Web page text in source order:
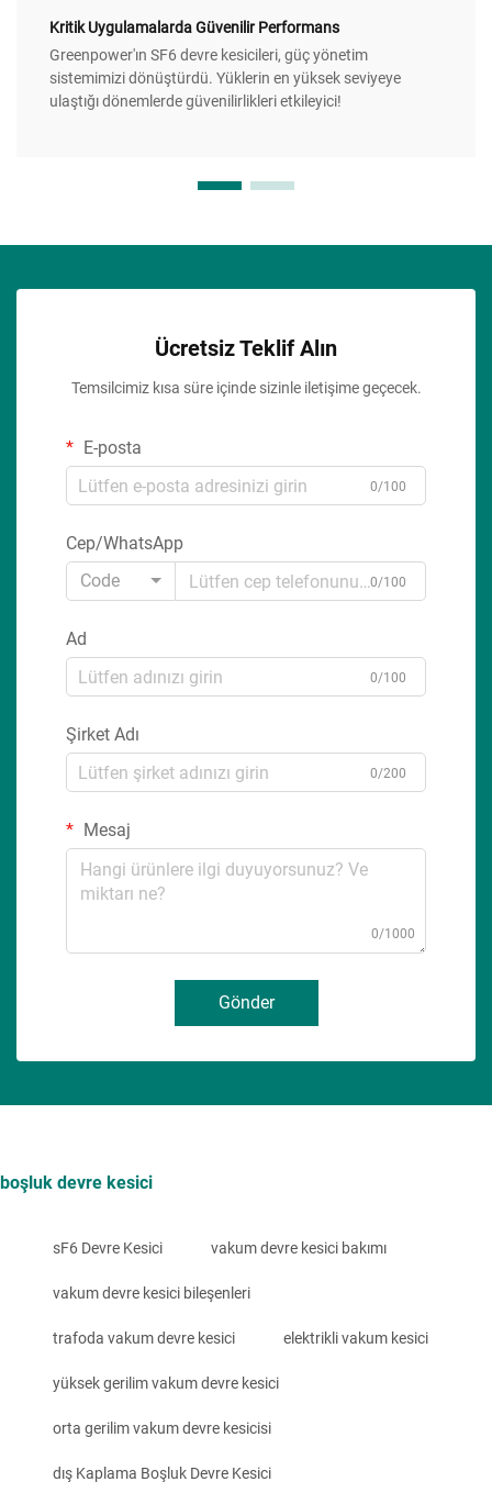
Kritik Uygulamalarda Güvenilir Performans
Greenpower'ın SF6 devre kesicileri, güç yönetim
sistemimizi dönüştürdü. Yüklerin en yüksek seviyeye
ulaştığı dönemlerde güvenilirlikleri etkileyici!
Ücretsiz Teklif Alın
Temsilcimiz kısa süre içinde sizinle iletişime geçecek.
E-posta
0/100
Cep/WhatsApp
Code
0/100
Ad
0/100
Şirket Adı
0/200
Mesaj
0/1000
Gönder
boşluk devre kesici
sF6 Devre Kesici vakum devre kesici bakımı
vakum devre kesici bileşenleri
trafoda vakum devre kesici elektrikli vakum kesici
yüksek gerilim vakum devre kesici
orta gerilim vakum devre kesicisi
dış Kaplama Boşluk Devre Kesici